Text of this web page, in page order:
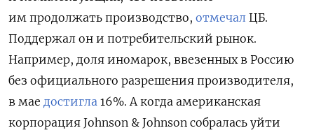
им продолжать производство, отмечал ЦБ.
Поддержал он и потребительский рынок.
Например, доля иномарок, ввезенных в Россию
без официального разрешения производителя,
в мае достигла 16%. А когда американская
корпорация Johnson & Johnson собралась уйти